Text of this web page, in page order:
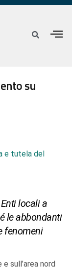
su
e tutela del
locali a
le abbondanti
fenomeni
sull’area nord